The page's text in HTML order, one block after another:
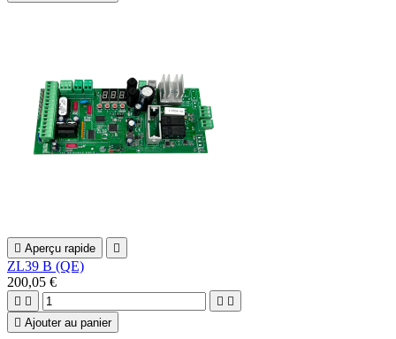
 Aperçu rapide 
ZL39 B (QE)
200,05 €
   
 Ajouter au panier